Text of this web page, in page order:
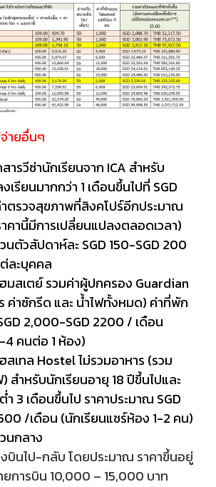
ายอื่นๆ
ารวีซ่านักเรียนจาก ICA สำหรับ
เรียนมากกว่า 1 เดือนขึ้นไปที่ SGD
ตรวจสุขภาพที่สิงคโปร์อีกประมาณ
าคานี้มีการเปลี่ยนแปลงตลอดเวลา)
นตัวสัปดาห์ละ SGD 150-SGD 200
ละบุคคล
มสเตย์ รวมค่าผู้ปกครอง Guardian
ค่าซักรีด และ น้ำไฟทั้งหมด) ค่าที่พัก
2,000-SGD 2200 / เดือน
4 คนต่อ 1 ห้อง)
เทล Hostel ไม่รวมอาหาร (รวม
) สำหรับนักเรียนอายุ 18 ปีขึ้นไปและ
3 เดือนขึ้นไป ราคาประมาณ SGD
/เดือน (นักเรียนแชร์ห้อง 1-2 คน)
นกลาง
บินไป-กลับ โดยประมาณ ราคาขึ้นอยู่
การบิน 10,000 – 15,000 บาท